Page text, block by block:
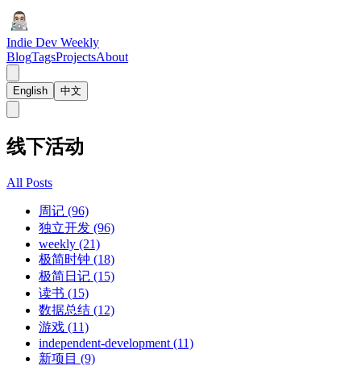
Indie Dev Weekly
BlogTagsProjectsAbout
English 中文
线下活动
All Posts
周记 (96)
独立开发 (96)
weekly (21)
极简时钟 (18)
极简日记 (15)
读书 (15)
数据总结 (12)
游戏 (11)
independent-development (11)
新项目 (9)